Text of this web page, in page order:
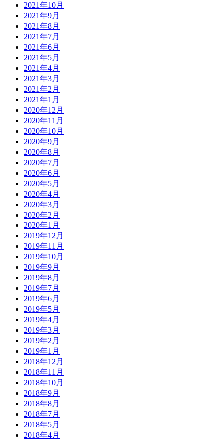
2021年10月
2021年9月
2021年8月
2021年7月
2021年6月
2021年5月
2021年4月
2021年3月
2021年2月
2021年1月
2020年12月
2020年11月
2020年10月
2020年9月
2020年8月
2020年7月
2020年6月
2020年5月
2020年4月
2020年3月
2020年2月
2020年1月
2019年12月
2019年11月
2019年10月
2019年9月
2019年8月
2019年7月
2019年6月
2019年5月
2019年4月
2019年3月
2019年2月
2019年1月
2018年12月
2018年11月
2018年10月
2018年9月
2018年8月
2018年7月
2018年5月
2018年4月